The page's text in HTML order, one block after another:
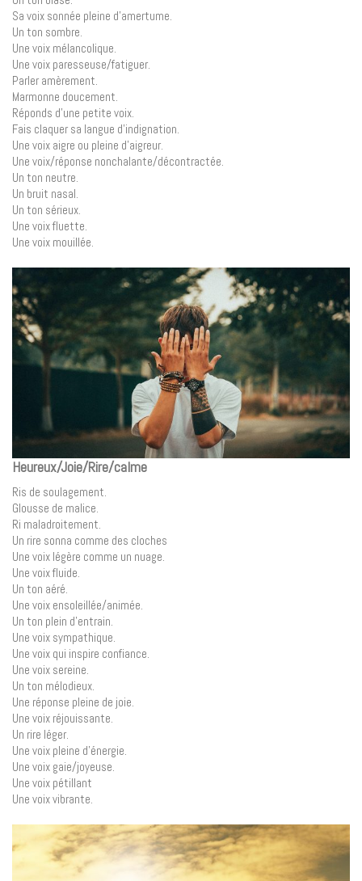
Sa voix sonnée pleine d’amertume.
Un ton sombre.
Une voix mélancolique.
Une voix paresseuse/fatiguer.
Parler amèrement.
Marmonne doucement.
Réponds d’une petite voix.
Fais claquer sa langue d’indignation.
Une voix aigre ou pleine d’aigreur.
Une voix/réponse nonchalante/décontractée.
Un ton neutre.
Un bruit nasal.
Un ton sérieux.
Une voix fluette.
Une voix mouillée.
Heureux/Joie/Rire/calme
Ris de soulagement.
Glousse de malice.
Ri maladroitement.
Un rire sonna comme des cloches
Une voix légère comme un nuage.
Une voix fluide.
Un ton aéré.
Une voix ensoleillée/animée.
Un ton plein d’entrain.
Une voix sympathique.
Une voix qui inspire confiance.
Une voix sereine.
Un ton mélodieux.
Une réponse pleine de joie.
Une voix réjouissante.
Un rire léger.
Une voix pleine d’énergie.
Une voix gaie/joyeuse.
Une voix pétillant
Une voix vibrante.